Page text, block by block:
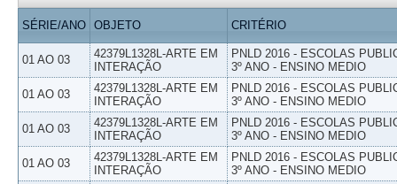
SÉRIE/ANO OBJETO CRITÉRIO
01 AO 03
42379L1328L-ARTE EM
INTERAÇÃO
PNLD 2016 - ESCOLAS
3º ANO - ENSINO MEDIO
01 AO 03
42379L1328L-ARTE EM
INTERAÇÃO
PNLD 2016 - ESCOLAS
3º ANO - ENSINO MEDIO
01 AO 03
42379L1328L-ARTE EM
INTERAÇÃO
PNLD 2016 - ESCOLAS
3º ANO - ENSINO MEDIO
01 AO 03
42379L1328L-ARTE EM
INTERAÇÃO
PNLD 2016 - ESCOLAS
3º ANO - ENSINO MEDIO